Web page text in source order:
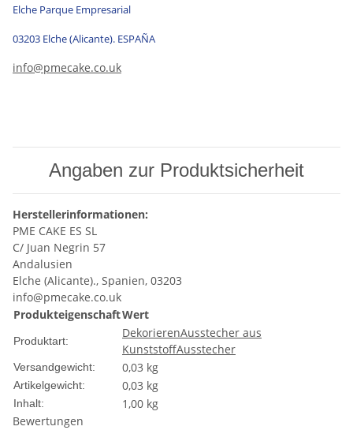
Elche Parque Empresarial
03203 Elche (Alicante). ESPAÑA
info@pmecake.co.uk
Angaben zur Produktsicherheit
Herstellerinformationen:
PME CAKE ES SL
C/ Juan Negrin 57
Andalusien
Elche (Alicante)., Spanien, 03203
info@pmecake.co.uk
ProdukteigenschaftWert
Produktart:
DekorierenAusstecher aus
KunststoffAusstecher
Versandgewicht: 0,03 kg
Artikelgewicht: 0,03 kg
Inhalt:
1,00 kg
Bewertungen